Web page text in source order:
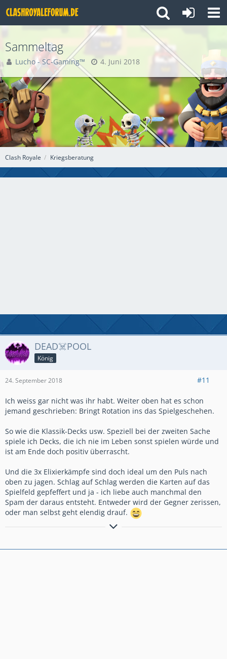
Clash Royale Kriegsberatung
Sammeltag
Lucho - SC-Gaming™ 4. Juni 2018
DEAD☠️POOL
König
24. September 2018 #11
Ich weiss gar nicht was ihr habt. Weiter oben hat es schon
jemand geschrieben: Bringt Rotation ins das Spielgeschehen.
So wie die Klassik-Decks usw. Speziell bei der zweiten Sache
spiele ich Decks, die ich nie im Leben sonst spielen würde und
ist am Ende doch positiv überrascht.
Und die 3x Elixierkämpfe sind doch ideal um den Puls nach
oben zu jagen. Schlag auf Schlag werden die Karten auf das
Spielfeld gepfeffert und ja - ich liebe auch manchmal den
Spam der daraus entsteht. Entweder wird der Gegner zerissen,
oder man selbst geht elendig drauf.
"That woman was the only reason on earth for me to tolerate
— Dracula (Castlevania)